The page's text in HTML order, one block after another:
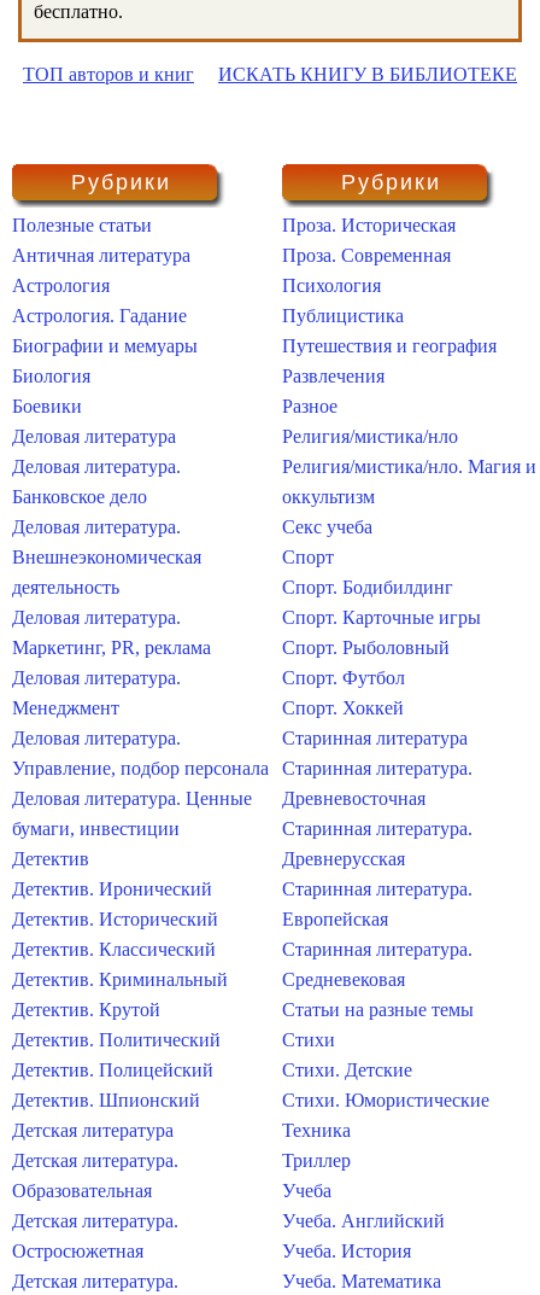
бесплатно.
ТОП авторов и книг ИСКАТЬ КНИГУ В БИБЛИОТЕКЕ
Рубрики
Полезные статьи
Античная литература
Астрология
Астрология. Гадание
Биографии и мемуары
Биология
Боевики
Деловая литература
Деловая литература.
Банковское дело
Деловая литература.
Внешнеэкономическая
деятельность
Деловая литература.
Маркетинг, PR, реклама
Деловая литература.
Менеджмент
Деловая литература.
Управление, подбор персонала
Деловая литература. Ценные
бумаги, инвестиции
Детектив
Детектив. Иронический
Детектив. Исторический
Детектив. Классический
Детектив. Криминальный
Детектив. Крутой
Детектив. Политический
Детектив. Полицейский
Детектив. Шпионский
Детская литература
Детская литература.
Образовательная
Детская литература.
Остросюжетная
Детская литература.
Рубрики
Проза. Историческая
Проза. Современная
Психология
Публицистика
Путешествия и география
Развлечения
Разное
Религия/мистика/нло
Религия/мистика/нло. Магия и
оккультизм
Секс учеба
Спорт
Спорт. Бодибилдинг
Спорт. Карточные игры
Спорт. Рыболовный
Спорт. Футбол
Спорт. Хоккей
Старинная литература
Старинная литература.
Древневосточная
Старинная литература.
Древнерусская
Старинная литература.
Европейская
Старинная литература.
Средневековая
Статьи на разные темы
Стихи
Стихи. Детские
Стихи. Юмористические
Техника
Триллер
Учеба
Учеба. Английский
Учеба. История
Учеба. Математика